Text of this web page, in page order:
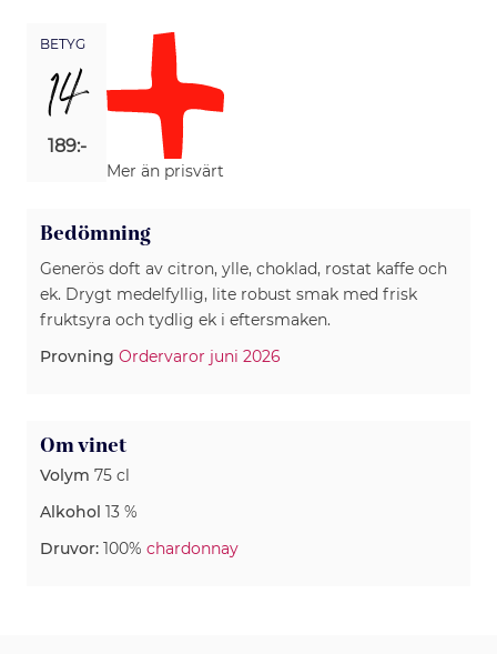
BETYG
14
189:-
Mer än prisvärt
Bedömning
Generös doft av citron, ylle, choklad, rostat kaffe och
ek. Drygt medelfyllig, lite robust smak med frisk
fruktsyra och tydlig ek i eftersmaken.
Provning Ordervaror juni 2026
Om vinet
Volym 75 cl
Alkohol 13 %
Druvor: 100% chardonnay